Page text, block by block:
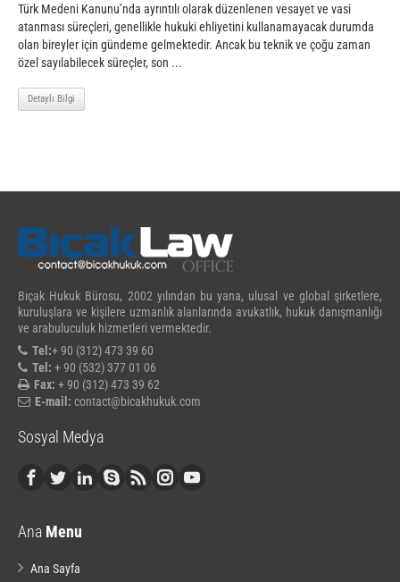
Türk Medeni Kanunu’nda ayrıntılı olarak düzenlenen vesayet ve vasi
atanması süreçleri, genellikle hukuki ehliyetini kullanamayacak durumda
olan bireyler için gündeme gelmektedir. Ancak bu teknik ve çoğu zaman
özel sayılabilecek süreçler, son ...
Detaylı Bilgi
Bıçak Hukuk Bürosu, 2002 yılından bu yana, ulusal ve global şirketlere,
kuruluşlara ve kişilere uzmanlık alanlarında avukatlık, hukuk danışmanlığı
ve arabuluculuk hizmetleri vermektedir.
Tel:+ 90 (312) 473 39 60
Tel: + 90 (532) 377 01 06
Fax: + 90 (312) 473 39 62
E-mail: contact@bicakhukuk.com
Sosyal Medya
Ana Menu
Ana Sayfa